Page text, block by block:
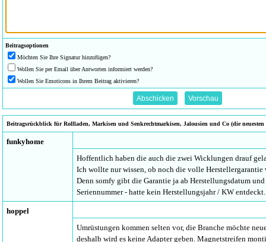
Beitragsoptionen
Möchten Sie Ihre Signatur hinzufügen?
Wollen Sie per Email über Antworten informiert werden?
Wollen Sie Emoticons in Ihrem Beitrag aktivieren?
Beitragsrückblick für Rollladen, Markisen und Senkrechtmarkisen, Jalousien und Co (die neuesten
funkyhome
Hoffentlich haben die auch die zwei Wicklungen drauf
Ich wollte nur wissen, ob noch die volle Herstellergarantie
Denn somfy gibt die Garantie ja ab Herstellungsdatum
Seriennummer - hatte kein Herstellungsjahr / KW entdeckt.
hoppel
Umrüstungen kommen selten vor, die Branche möchte
deshalb wird es keine Adapter geben. Magnetstreifen